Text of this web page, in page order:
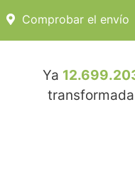
Comprobar el envío
Ya